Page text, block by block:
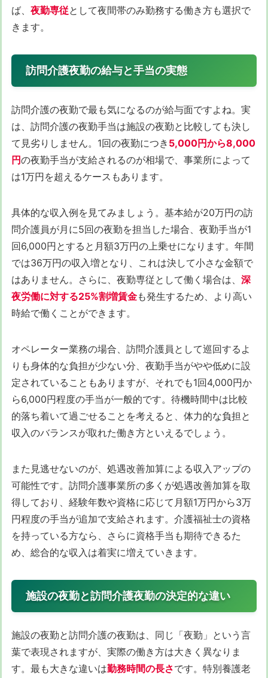
ば、 夜勤専従として夜間帯のみ勤務する働き方も選択で
きます。
訪問介護夜勤の給与と手当の実態
訪問介護の夜勤で最も気になるのが給与面ですよね。実
は、訪問介護の夜勤手当は施設の夜勤と比較しても決し
て見劣りしません。1回の夜勤につき 5,000円から8,000
円の夜勤手当が支給されるのが相場で、事業所によって
は1万円を超えるケースもあります。
具体的な収入例を見てみましょう。基本給が20万円の訪
問介護員が月に5回の夜勤を担当した場合、夜勤手当が1
回6,000円とすると月額3万円の上乗せになります。年間
では36万円の収入増となり、これは決して小さな金額で
はありません。さらに、夜勤専従として働く場合は、 深
夜労働に対する25%割増賃金も発生するため、より高い
時給で働くことができます。
オペレーター業務の場合、訪問介護員として巡回するよ
りも身体的な負担が少ない分、夜勤手当がやや低めに設
定されていることもありますが、それでも1回4,000円か
ら6,000円程度の手当が一般的です。待機時間中は比較
的落ち着いて過ごせることを考えると、体力的な負担と
収入のバランスが取れた働き方といえるでしょう。
また見逃せないのが、処遇改善加算による収入アップの
可能性です。訪問介護事業所の多くが処遇改善加算を取
得しており、経験年数や資格に応じて月額1万円から3万
円程度の手当が追加で支給されます。介護福祉士の資格
を持っている方なら、さらに資格手当も期待できるた
め、総合的な収入は着実に増えていきます。
施設の夜勤と訪問介護夜勤の決定的な違い
施設の夜勤と訪問介護の夜勤は、同じ「夜勤」という言
葉で表現されますが、実際の働き方は大きく異なりま
す。最も大きな違いは勤務時間の長さです。特別養護老